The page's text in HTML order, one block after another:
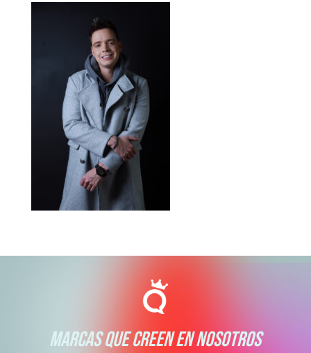
MARCAS QUE CREEN EN NOSOTROS